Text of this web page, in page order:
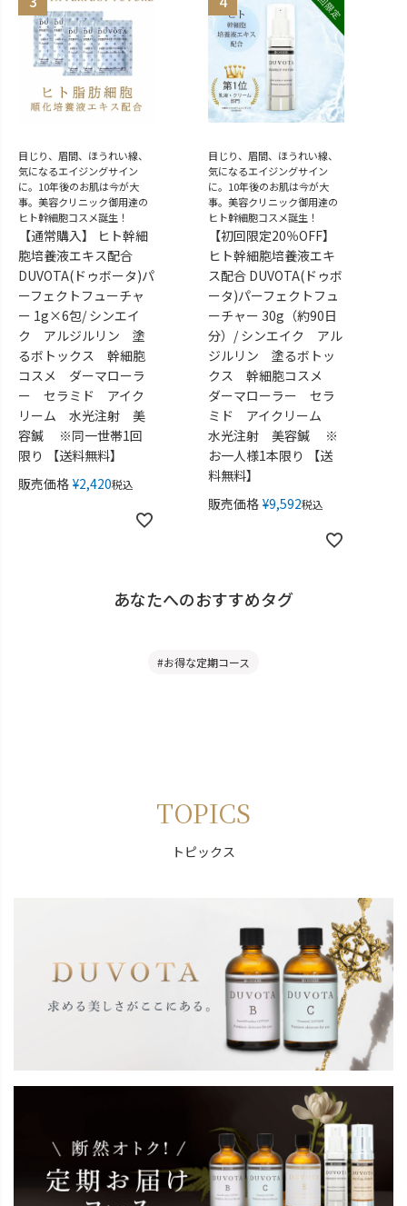
目じり、眉間、ほうれい線、
気になるエイジングサイン
に。10年後のお肌は今が大
事。美容クリニック御用達の
ヒト幹細胞コスメ誕生！
【通常購入】 ヒト幹細
胞培養液エキス配合
DUVOTA(ドゥボータ)パ
ーフェクトフューチャ
ー 1g×6包/ シンエイ
ク アルジルリン 塗
るボトックス 幹細胞
コスメ ダーマローラ
ー セラミド アイク
リーム 水光注射 美
容鍼 ※同一世帯1回
限り 【送料無料】
販売価格 ¥2,420税込
目じり、眉間、ほうれい線、
気になるエイジングサイン
に。10年後のお肌は今が大
事。美容クリニック御用達の
ヒト幹細胞コスメ誕生！
【初回限定20％OFF】
ヒト幹細胞培養液エキ
ス配合 DUVOTA(ドゥボ
ータ)パーフェクトフュ
ーチャー 30g（約90日
分）/ シンエイク アル
ジルリン 塗るボトッ
クス 幹細胞コスメ
ダーマローラー セラ
ミド アイクリーム
水光注射 美容鍼 ※
お一人様1本限り 【送
料無料】
販売価格 ¥9,592税込
あなたへのおすすめタグ
#お得な定期コース
TOPICS
トピックス